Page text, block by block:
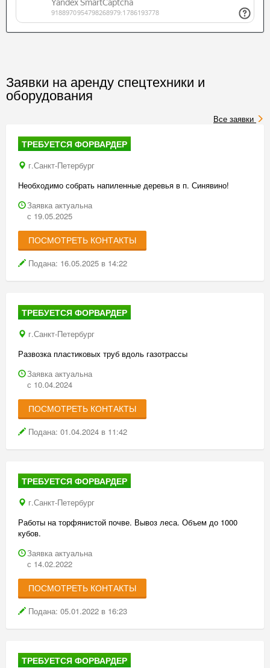
Заявки на аренду спецтехники и
оборудования
Все заявки
ТРЕБУЕТСЯ ФОРВАРДЕР
г.Санкт-Петербург
Необходимо собрать напиленные деревья в п. Синявино!
Заявка актуальна
с 19.05.2025
ПОСМОТРЕТЬ КОНТАКТЫ
Подана: 16.05.2025 в 14:22
ТРЕБУЕТСЯ ФОРВАРДЕР
г.Санкт-Петербург
Развозка пластиковых труб вдоль газотрассы
Заявка актуальна
с 10.04.2024
ПОСМОТРЕТЬ КОНТАКТЫ
Подана: 01.04.2024 в 11:42
ТРЕБУЕТСЯ ФОРВАРДЕР
г.Санкт-Петербург
Работы на торфянистой почве. Вывоз леса. Объем до 1000
кубов.
Заявка актуальна
с 14.02.2022
ПОСМОТРЕТЬ КОНТАКТЫ
Подана: 05.01.2022 в 16:23
ТРЕБУЕТСЯ ФОРВАРДЕР